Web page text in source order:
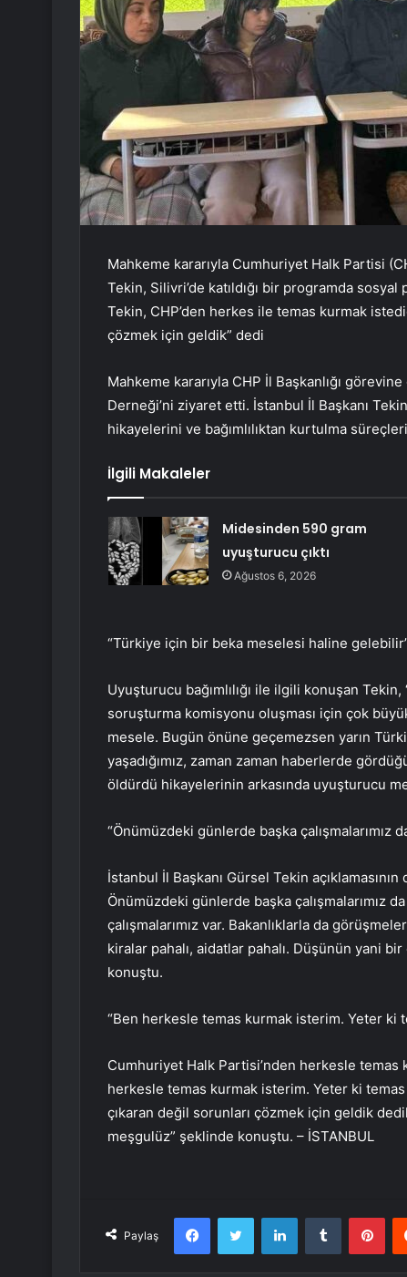
Mahkeme kararıyla Cumhuriyet Halk Partisi
Tekin, Silivri’de katıldığı bir programda
Tekin, CHP’den herkes ile temas kurmak
çözmek için geldik” dedi
Mahkeme kararıyla CHP İl Başkanlığı
Derneği’ni ziyaret etti. İstanbul İl Başkanı
hikayelerini ve bağımlılıktan kurtulma
İlgili Makaleler
Midesinden 590 gram
uyuşturucu çıktı
Ağustos 6, 2026
“Türkiye için bir beka meselesi haline
Uyuşturucu bağımlılığı ile ilgili konuşan
soruşturma komisyonu oluşması için çok
mesele. Bugün önüne geçemezsen yarın
yaşadığımız, zaman zaman haberlerde
öldürdü hikayelerinin arkasında uyuşturucu
“Önümüzdeki günlerde başka çalışmalarımız
İstanbul İl Başkanı Gürsel Tekin
Önümüzdeki günlerde başka çalışmalarımız
çalışmalarımız var. Bakanlıklarla da
kiralar pahalı, aidatlar pahalı. Düşünün yani
konuştu.
“Ben herkesle temas kurmak isterim. Yeter ki
Cumhuriyet Halk Partisi’nden herkesle
herkesle temas kurmak isterim. Yeter ki
çıkaran değil sorunları çözmek için geldik
meşgulüz” şeklinde konuştu. – İSTANBUL
Paylaş
FacebookTwitter LinkedInTumblr